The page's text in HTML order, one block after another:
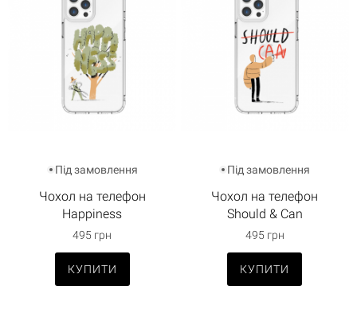
Під замовлення
Чохол на телефон
Happiness
495 грн
КУПИТИ
Під замовлення
Чохол на телефон
Should & Can
495 грн
КУПИТИ